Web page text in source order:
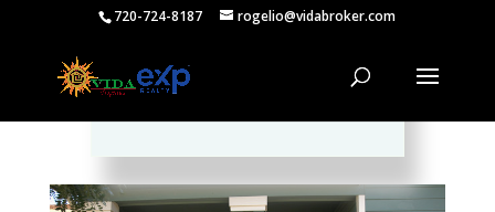
720-724-8187 rogelio@vidabroker.com